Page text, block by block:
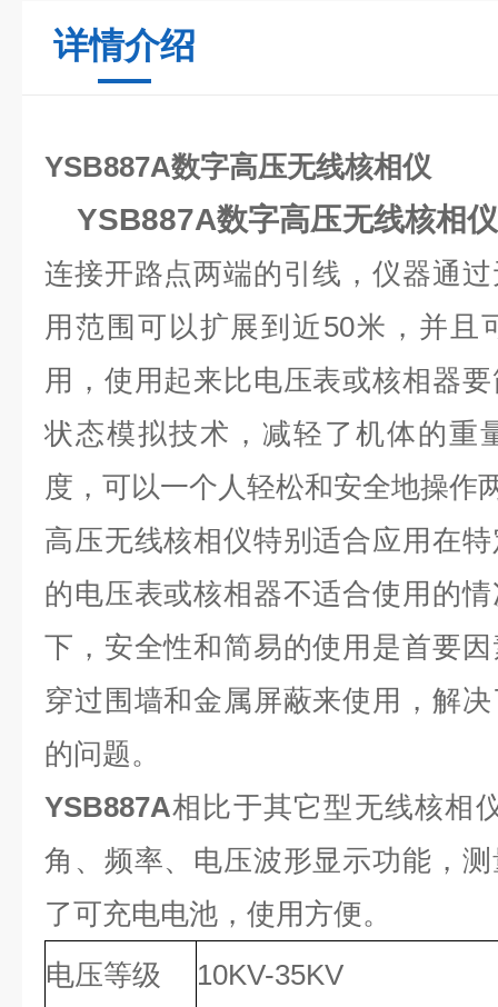
详情介绍
YSB887A数字高压无线核相仪
YSB887A数字高压无线核相仪
连接开路点两端的引线，仪器通
用范围可以扩展到近50米，并且
用，使用起来比电压表或核相器
状态模拟技术，减轻了机体的重
度，可以一个人轻松和安全地操作
高压无线核相仪特别适合应用在
的电压表或核相器不适合使用的
下，安全性和简易的使用是首要
穿过围墙和金属屏蔽来使用，解
的问题。
YSB887A相比于其它型无线核相
角、频率、电压波形显示功能，
了可充电电池，使用方便。
电压等级
10KV-35KV